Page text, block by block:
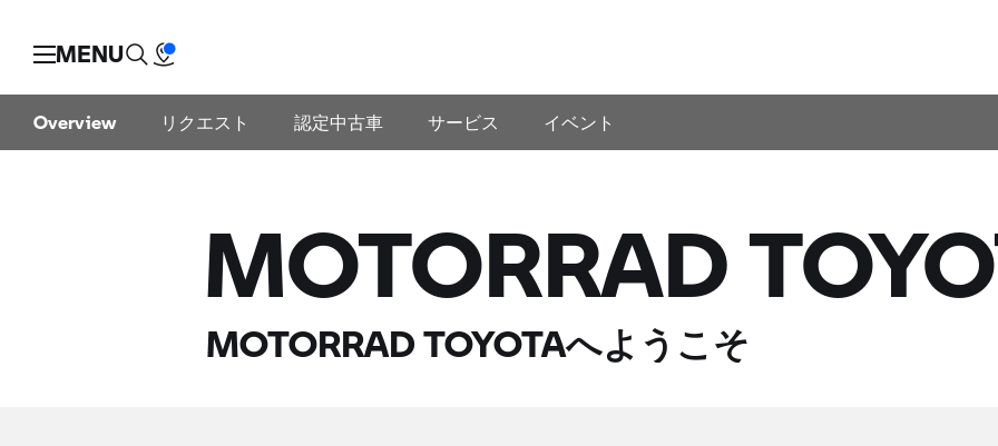
MENU
Overview リクエスト 認定中古車 サービス イベント
MOTORRAD
MOTORRAD TOYOTAへようこそ